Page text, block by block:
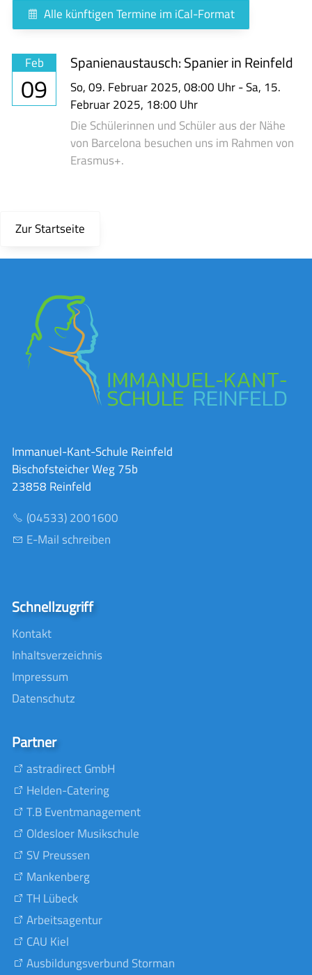
Alle künftigen Termine im iCal-Format
Feb
09
Spanienaustausch: Spanier in Reinfeld
So,09. Februar 2025, 08:00 Uhr-Sa, 15.
Februar 2025, 18:00 Uhr
Die Schülerinnen und Schüler aus der Nähe
von Barcelona besuchen uns im Rahmen von
Erasmus+.
Zur Startseite
Immanuel-Kant-Schule Reinfeld
Bischofsteicher Weg 75b
23858 Reinfeld
(04533) 2001600
E-Mail schreiben
Schnellzugriff
Kontakt
Inhaltsverzeichnis
Impressum
Datenschutz
Partner
astradirect GmbH
Helden-Catering
T.B Eventmanagement
Oldesloer Musikschule
SV Preussen
Mankenberg
TH Lübeck
Arbeitsagentur
CAU Kiel
Ausbildungsverbund Storman